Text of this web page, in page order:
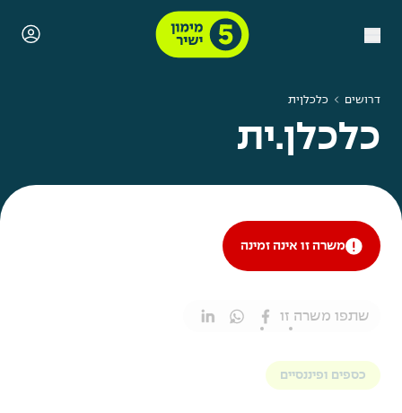
דרושים כלכלןית
כלכלן.ית
משרה זו אינה זמינה
שתפו משרה זו
כספים ופיננסיים